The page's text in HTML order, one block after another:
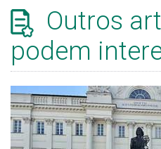
Outros
podem